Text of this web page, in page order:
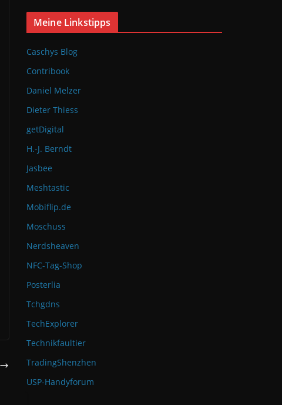
Meine Linkstipps
Caschys Blog
Contribook
Daniel Melzer
Dieter Thiess
getDigital
H.-J. Berndt
Jasbee
Meshtastic
Mobiflip.de
Moschuss
Nerdsheaven
NFC-Tag-Shop
Posterlia
Tchgdns
TechExplorer
Technikfaultier
TradingShenzhen
USP-Handyforum